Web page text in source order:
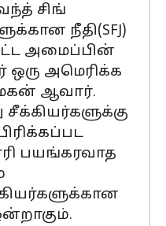
சிங்
நீதி(SFJ)
அமைப்பின்
ஒரு அமெரிக்க
ஆவார்.
பயங்கரவாத